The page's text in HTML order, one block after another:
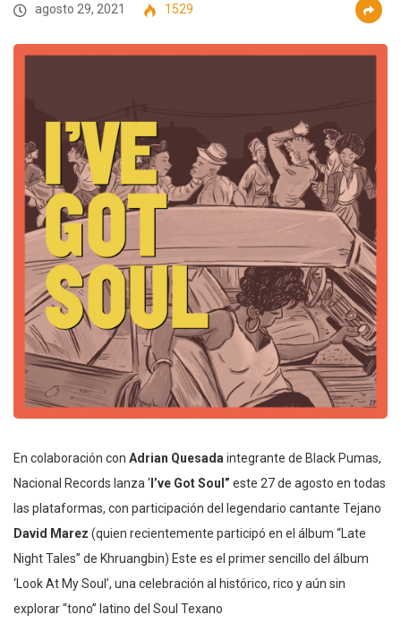
agosto 29, 2021
1529
En colaboración con Adrian Quesada integrante de Black Pumas,
Nacional Records lanza ‘ I’ve Got Soul” este 27 de agosto en todas
las plataformas, con participación del legendario cantante Tejano
David Marez (quien recientemente participó en el álbum “Late
Night Tales” de Khruangbin) Este es el primer sencillo del álbum
‘Look At My Soul’, una celebración al histórico, rico y aún sin
explorar “tono” latino del Soul Texano